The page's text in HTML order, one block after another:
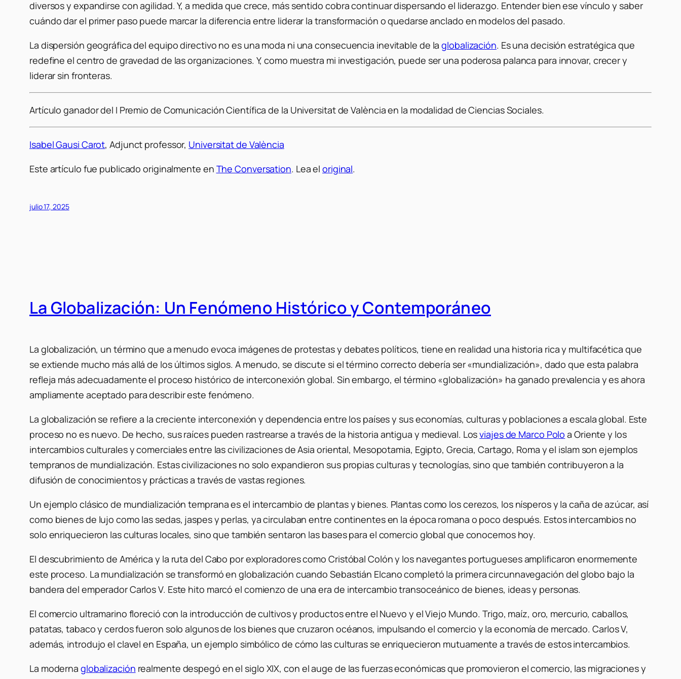
diversos y expandirse con agilidad. Y, a medida que crece, más sentido cobra continuar dispersando el liderazgo. Entender bien ese vínculo y saber
cuándo dar el primer paso puede marcar la diferencia entre liderar la transformación o quedarse anclado en modelos del pasado.
La dispersión geográfica del equipo directivo no es una moda ni una consecuencia inevitable de laglobalización. Es una decisión estratégica que
redefine el centro de gravedad de las organizaciones. Y, como muestra mi investigación, puede ser una poderosa palanca para innovar, crecer y
liderar sin fronteras.
Artículo ganador del I Premio de Comunicación Científica de la Universitat de València en la modalidad de Ciencias Sociales.
Isabel Gausi Carot, Adjunct professor, Universitat de València
Este artículo fue publicado originalmente en The Conversation. Lea eloriginal.
julio 17, 2025
La Globalización: Un Fenómeno Histórico y Contemporáneo
La globalización, un término que a menudo evoca imágenes de protestas y debates políticos, tiene en realidad una historia rica y multifacética que
se extiende mucho más allá de los últimos siglos. A menudo, se discute si el término correcto debería ser «mundialización», dado que esta palabra
refleja más adecuadamente el proceso histórico de interconexión global. Sin embargo, el término «globalización» ha ganado prevalencia y es ahora
ampliamente aceptado para describir este fenómeno.
La globalización se refiere a la creciente interconexión y dependencia entre los países y sus economías, culturas y poblaciones a escala global. Este
proceso no es nuevo. De hecho, sus raíces pueden rastrearse a través de la historia antigua y medieval. Losviajes de Marco Polo a Oriente y los
intercambios culturales y comerciales entre las civilizaciones de Asia oriental, Mesopotamia, Egipto, Grecia, Cartago, Roma y el islam son ejemplos
tempranos de mundialización. Estas civilizaciones no solo expandieron sus propias culturas y tecnologías, sino que también contribuyeron a la
difusión de conocimientos y prácticas a través de vastas regiones.
Un ejemplo clásico de mundialización temprana es el intercambio de plantas y bienes. Plantas como los cerezos, los nísperos y la caña de azúcar, así
como bienes de lujo como las sedas, jaspes y perlas, ya circulaban entre continentes en la época romana o poco después. Estos intercambios no
solo enriquecieron las culturas locales, sino que también sentaron las bases para el comercio global que conocemos hoy.
El descubrimiento de América y la ruta del Cabo por exploradores como Cristóbal Colón y los navegantes portugueses amplificaron enormemente
este proceso. La mundialización se transformó en globalización cuando Sebastián Elcano completó la primera circunnavegación del globo bajo la
bandera del emperador Carlos V. Este hito marcó el comienzo de una era de intercambio transoceánico de bienes, ideas y personas.
El comercio ultramarino floreció con la introducción de cultivos y productos entre el Nuevo y el Viejo Mundo. Trigo, maíz, oro, mercurio, caballos,
patatas, tabaco y cerdos fueron solo algunos de los bienes que cruzaron océanos, impulsando el comercio y la economía de mercado. Carlos V,
además, introdujo el clavel en España, un ejemplo simbólico de cómo las culturas se enriquecieron mutuamente a través de estos intercambios.
La moderna globalización realmente despegó en el siglo XIX, con el auge de las fuerzas económicas que promovieron el comercio, las migraciones y